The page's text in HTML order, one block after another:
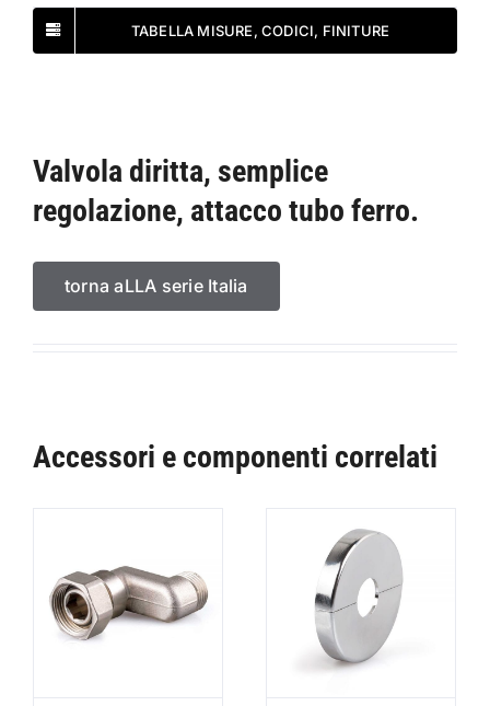
TABELLA MISURE, CODICI, FINITURE
Valvola diritta, semplice
regolazione, attacco tubo ferro.
torna aLLA serie Italia
Accessori e componenti correlati